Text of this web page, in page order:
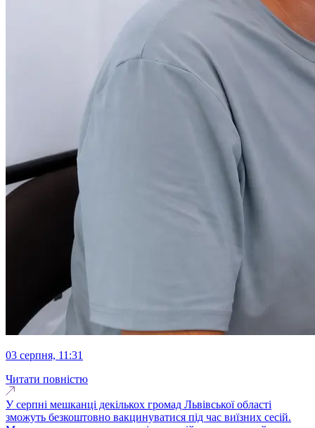
03 серпня, 11:31
Читати повністю
У серпні мешканці декількох громад Львівської області
зможуть безкоштовно вакцинуватися під час виїзних сесій.